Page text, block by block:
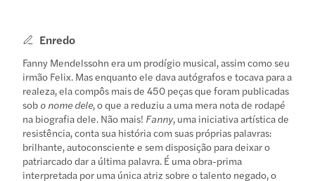
Enredo
Fanny Mendelssohn era um prodígio musical, assim como seu
irmão Felix. Mas enquanto ele dava autógrafos e tocava para a
realeza, ela compôs mais de 450 peças que foram publicadas
sob o nome dele, o que a reduziu a uma mera nota de rodapé
na biografia dele. Não mais! Fanny, uma iniciativa artística de
resistência, conta sua história com suas próprias palavras:
brilhante, autoconsciente e sem disposição para deixar o
patriarcado dar a última palavra. É uma obra-prima
interpretada por uma única atriz sobre o talento negado, o